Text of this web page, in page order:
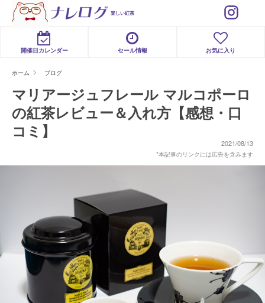
楽しい紅茶
開催日カレンダー セール情報 お気に入り
ホーム ブログ
マリアージュフレール マルコポーロ
の紅茶レビュー＆入れ方【感想・口
コミ】
2021/08/13
*本記事のリンクには広告を含みます